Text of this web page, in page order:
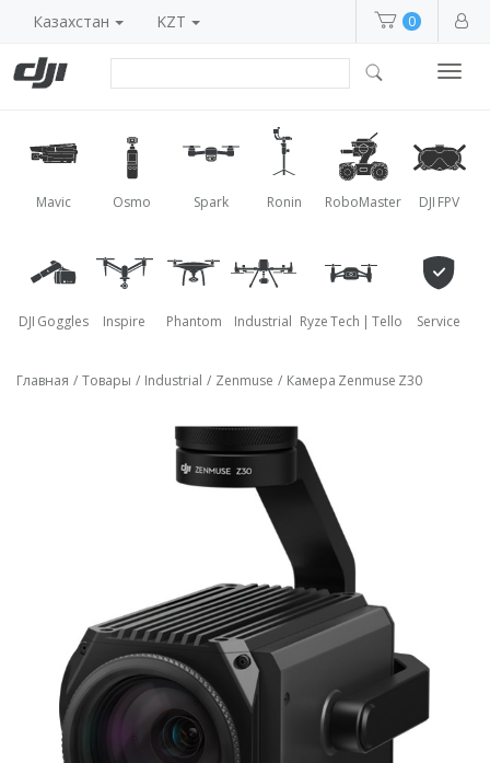
Казахстан KZT 0
Mavic Osmo Spark Ronin RoboMaster DJI FPV
DJI Goggles Inspire Phantom Industrial Ryze Tech | Tello Service
Главная / Товары / Industrial / Zenmuse / Камера Zenmuse Z30